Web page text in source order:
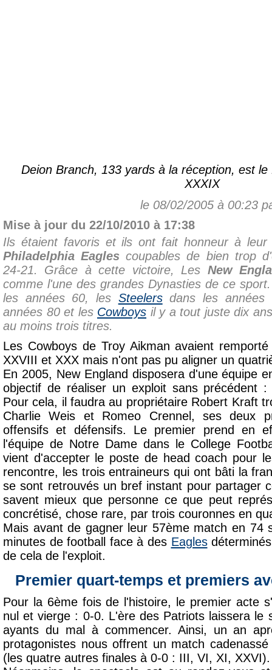
Deion Branch, 133 yards à la réception, est le
XXXIX
le 08/02/2005 à 00:23
Mise à jour du 22/10/2010 à 17:38
Ils étaient favoris et ils ont fait honneur à leur
Philadelphia Eagles coupables de bien trop
24-21. Grâce à cette victoire, Les New
comme l'une des grandes Dynasties de ce
les années 60, les Steelersdans les
années 80 et les Cowboys il y a tout juste dix
au moins trois titres.
Les Cowboys de Troy Aikman avaient
XXVIII et XXX mais n'ont pas pu aligner un
En 2005, New England disposera d'une équipe
objectif de réaliser un exploit sans précédent
Pour cela, il faudra au propriétaire Robert Kraft
Charlie Weis et Romeo Crennel, ses deux
offensifs et défensifs. Le premier prend en
l'équipe de Notre Dame dans le College
vient d'accepter le poste de head coach pour
rencontre, les trois entraineurs qui ont bâti la
se sont retrouvés un bref instant pour partager
savent mieux que personne ce que peut
concrétisé, chose rare, par trois couronnes en
Mais avant de gagner leur 57ème match en 74
minutes de football face à des Eagles
de cela de l'exploit.
Premier quart-temps et premiers
Pour la 6ème fois de l'histoire, le premier acte
nul et vierge : 0-0. L'ère des Patriots laissera le
ayants du mal à commencer. Ainsi, un an
protagonistes nous offrent un match
(les quatre autres finales à 0-0 : III, VI, XI, XXVI).